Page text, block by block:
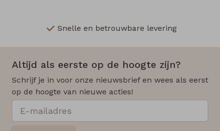
Snelle en betrouwbare levering
Altijd als eerste op de hoogte zijn?
Schrijf je in voor onze nieuwsbrief en wees als eerst
op de hoogte van nieuwe acties!